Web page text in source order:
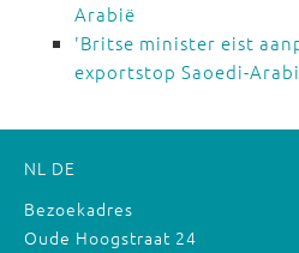
Arabië
'Britse minister eist
exportstop Saoedi-
NL DE
Bezoekadres
Oude Hoogstraat 24